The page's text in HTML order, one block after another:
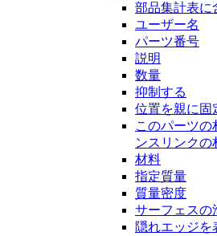
部品集計表に
ユーザー名
パーツ番号
説明
数量
抑制する
位置を親に固
このパーツの
ンスリンクの
材料
指定質量
質量密度
サーフェスの
隠れエッジを